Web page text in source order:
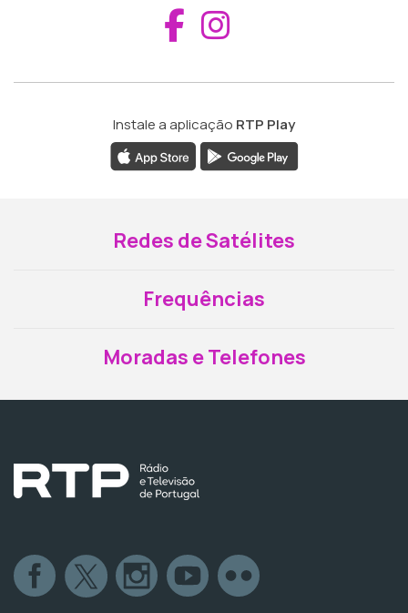
Aceder ao
Instale a aplicação RTP Play
Redes de Satélites
Frequências
Moradas e Telefones